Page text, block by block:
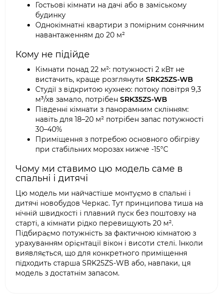
Гостьові кімнати на дачі або в заміському
будинку
Однокімнатні квартири з помірним сонячним
навантаженням до 20 м²
Кому не підійде
Кімнати понад 22 м²: потужності 2 кВт не
вистачить, краще розглянути SRK25ZS-WB
Студії з відкритою кухнею: потоку повітря 9,3
м³/хв замало, потрібен SRK35ZS-WB
Південні кімнати з панорамним склінням:
навіть для 18–20 м² потрібен запас потужності
30–40%
Приміщення з потребою основного обігріву
при стабільних морозах нижче -15°C
Чому ми ставимо цю модель саме в
спальні і дитячі
Цю модель ми найчастіше монтуємо в спальні і
дитячі новобудов Черкас. Тут принципова тиша на
нічній швидкості і плавний пуск без поштовху на
старті, а кімнати рідко перевищують 20 м².
Підбираємо потужність за фактичною кімнатою з
урахуванням орієнтації вікон і висоти стелі. Інколи
виявляється, що для конкретного приміщення
підходить старша SRK25ZS-WB або, навпаки, ця
модель з достатнім запасом.